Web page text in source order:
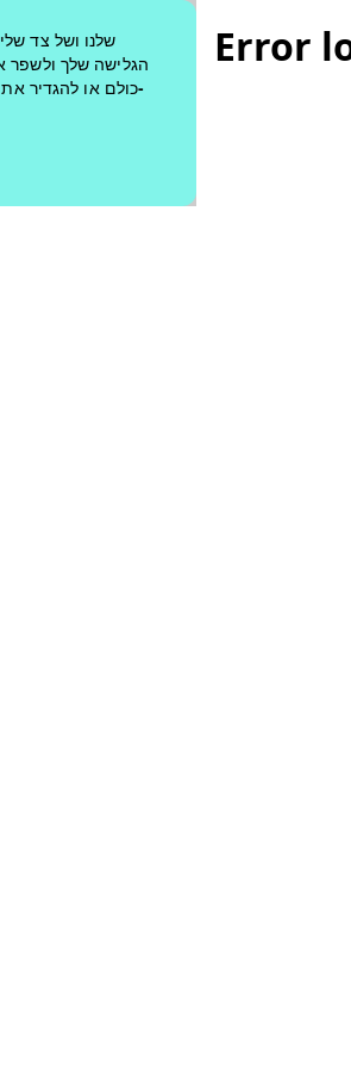
הגלישה שלך ולשפר
כולם או להגדיר
Error